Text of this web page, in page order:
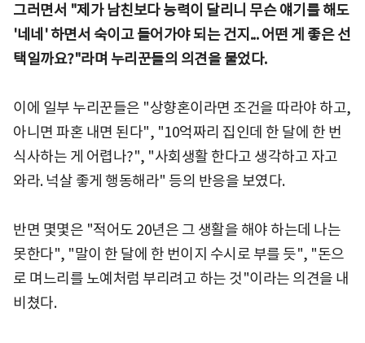
그러면서 "제가 남친보다 능력이 달리니 무슨 얘기를 해도
'네네' 하면서 숙이고 들어가야 되는 건지... 어떤 게 좋은 선
택일까요?"라며 누리꾼들의 의견을 물었다.
이에 일부 누리꾼들은 "상향혼이라면 조건을 따라야 하고,
아니면 파혼 내면 된다", "10억짜리 집인데 한 달에 한 번
식사하는 게 어렵나?", "사회생활 한다고 생각하고 자고
와라. 넉살 좋게 행동해라" 등의 반응을 보였다.
반면 몇몇은 "적어도 20년은 그 생활을 해야 하는데 나는
못한다", "말이 한 달에 한 번이지 수시로 부를 듯", "돈으
로 며느리를 노예처럼 부리려고 하는 것"이라는 의견을 내
비쳤다.